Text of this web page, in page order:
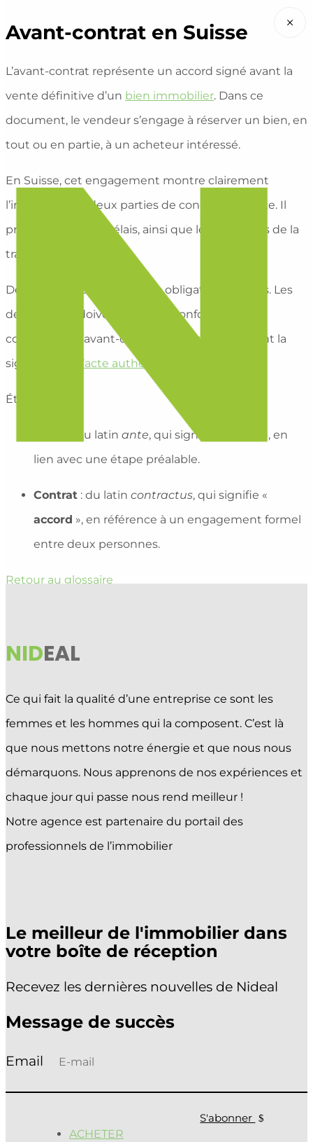
VENDRE
Sélectionner une page
Avant-contrat en Suisse
L’avant-contrat représente un accord signé avant la
vente définitive d’un bien immobilier. Dans ce
document, le vendeur s’engage à réserver un bien, en
tout ou en partie, à un acheteur intéressé.
En Suisse, cet engagement montre clairement
l’intention des deux parties de conclure la vente. Il
précise le prix, les délais, ainsi que les modalités de la
transaction.
De plus, cet accord crée des obligations légales. Les
deux parties doivent donc s’y conformer. Par
conséquent, l’avant-contrat prépare activement la
signature de
l’acte authentique
Étymologie :
: du latin ante, qui signifie «
», en
lien avec une étape préalable.
Contrat : du latin contractus, qui signifie «
accord », en référence à un engagement formel
entre deux personnes.
Retour au glossaire
NIDEAL
Ce qui fait la qualité d’une entreprise ce sont les
femmes et les hommes qui la composent. C’est là
que nous mettons notre énergie et que nous nous
démarquons. Nous apprenons de nos expériences et
chaque jour qui passe nous rend meilleur !
Notre agence est partenaire du portail des
professionnels de l’immobilier
Le meilleur de l'immobilier dans
votre boîte de réception
Recevez les dernières nouvelles de Nideal
Message de succès
S'abonner
ACHETER
×